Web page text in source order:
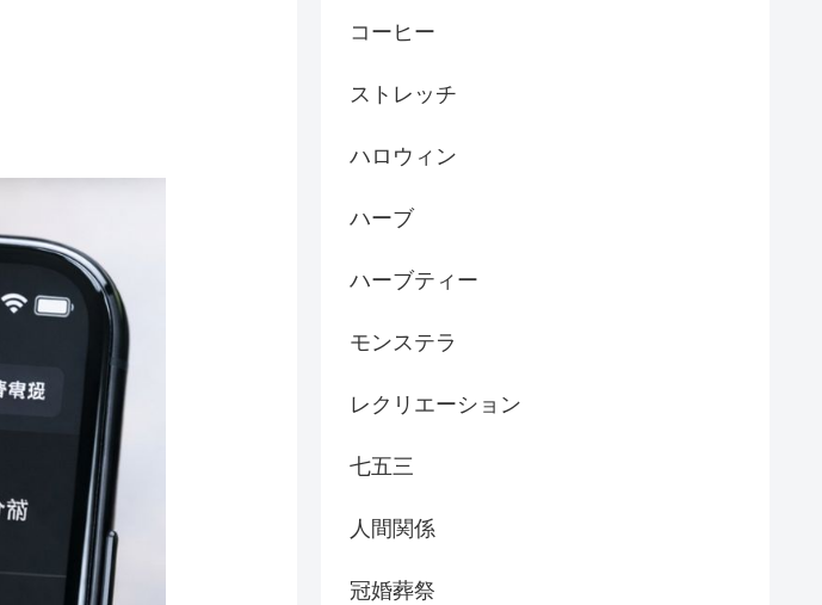
コーヒー
ストレッチ
ハロウィン
ハーブ
ハーブティー
モンステラ
レクリエーション
七五三
人間関係
冠婚葬祭